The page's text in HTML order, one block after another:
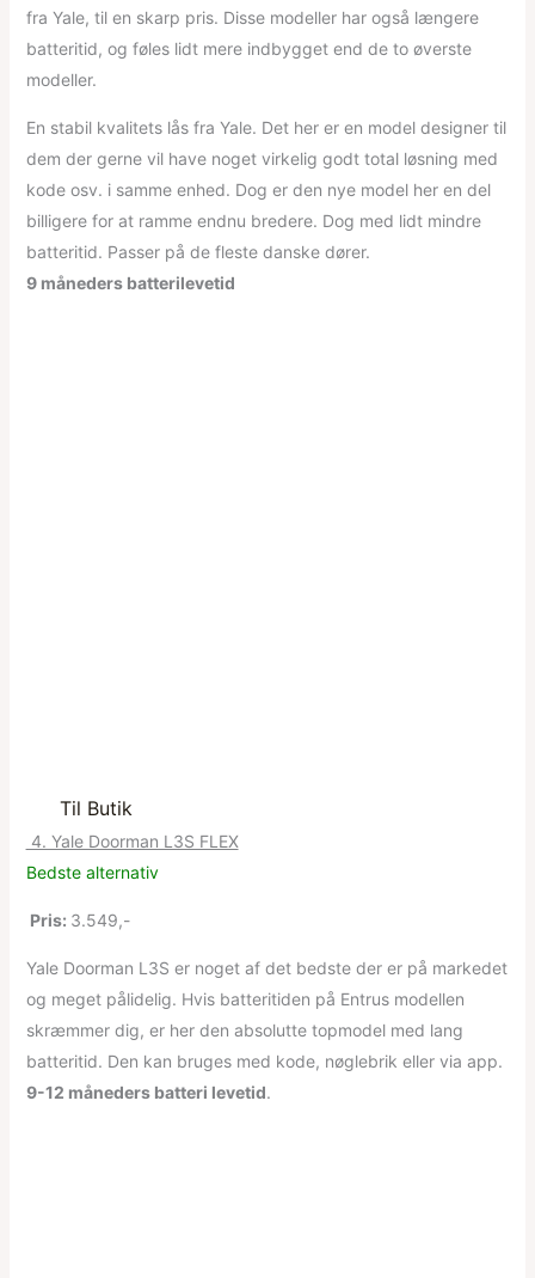
fra Yale, til en skarp pris. Disse modeller har også længere
batteritid, og føles lidt mere indbygget end de to øverste
modeller.
En stabil kvalitets lås fra Yale. Det her er en model designer til
dem der gerne vil have noget virkelig godt total løsning med
kode osv. i samme enhed. Dog er den nye model her en del
billigere for at ramme endnu bredere. Dog med lidt mindre
batteritid. Passer på de fleste danske dører.
9 måneders batterilevetid
Til Butik
4. Yale Doorman L3S FLEX
Bedste alternativ
Pris: 3.549,-
Yale Doorman L3S er noget af det bedste der er på markedet
og meget pålidelig. Hvis batteritiden på Entrus modellen
skræmmer dig, er her den absolutte topmodel med lang
batteritid. Den kan bruges med kode, nøglebrik eller via app.
9-12 måneders batteri levetid.